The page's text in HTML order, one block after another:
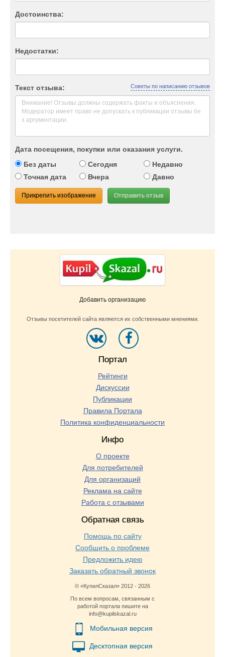
Достоинства:
Недостатки:
Текст отзыва: Советы по написанию отзывов
Дата посещения, покупки или оказания услуги.
Без даты
Сегодня
Недавно
Точная дата
Вчера Давно
Прикрепить изображение Отправить отзыв
Добавить организацию
Отзывы посетителей сайта являются их собственными мнениями.
Портал
Рейтинги
Дискуссии
Публикации
Правила Портала
Политика конфиденциальности
Инфо
О проекте
Для потребителей
Для организаций
Реклама на сайте
Работа с отзывами
Обратная связь
Помощь по сайту
Сообщить о проблеме
Предложить идею
Заказать обратный звонок
© «КупилСказал» 2012 - 2026
По всем вопросам, связанным с
работой портала пишите на
info@kupilskazal.ru
Мобильная версия
Десктопная версия